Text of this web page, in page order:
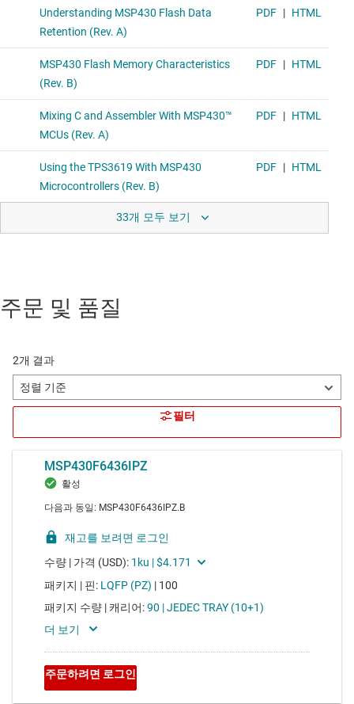
33개 모두 보기
주문 및 품질